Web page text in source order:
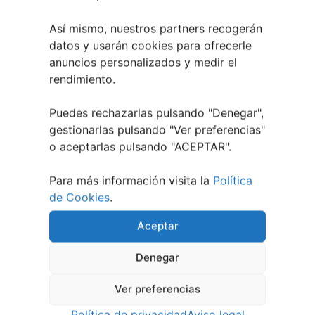
Así mismo, nuestros partners recogerán
datos y usarán cookies para ofrecerle
anuncios personalizados y medir el
rendimiento.
Puedes rechazarlas pulsando "Denegar",
gestionarlas pulsando "Ver preferencias"
o aceptarlas pulsando "ACEPTAR".
Para más información visita la Política
de Cookies.
Aceptar
Denegar
Ver preferencias